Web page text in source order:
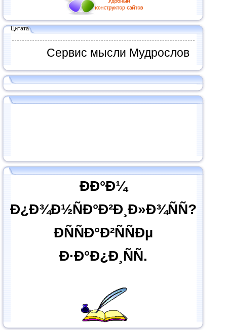
Цитата
Сервис мысли Мудрослов
ÐÐ°Ð¼
Ð¿Ð¾Ð½ÑÐ°Ð²Ð¸Ð»Ð¾ÑÑ?
ÐÑÑÐ°Ð²ÑÑÐµ
Ð·Ð°Ð¿Ð¸ÑÑ.